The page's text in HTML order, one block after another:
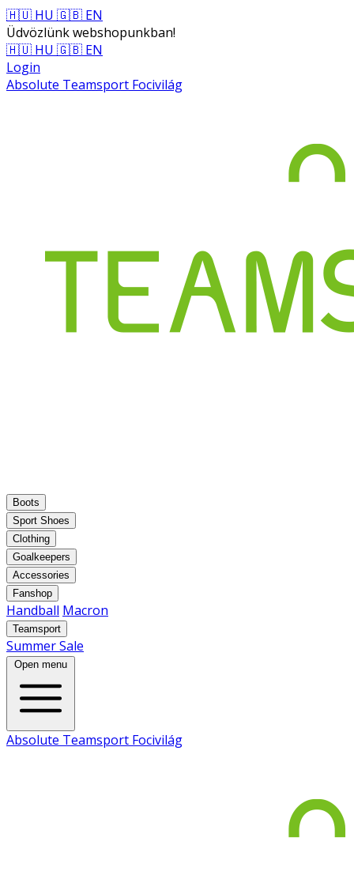
🇭🇺 HU 🇬🇧 EN
Üdvözlünk webshopunkban!
🇭🇺 HU 🇬🇧 EN
Login
Absolute Teamsport Focivilág
Boots
Sport Shoes
Clothing
Goalkeepers
Accessories
Fanshop
Handball Macron
Teamsport
Summer Sale
Open menu
Absolute Teamsport Focivilág